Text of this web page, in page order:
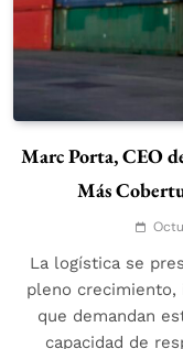
Marc Porta, CEO
Más
La logística se
pleno crecimiento,
que demandan
capacidad de